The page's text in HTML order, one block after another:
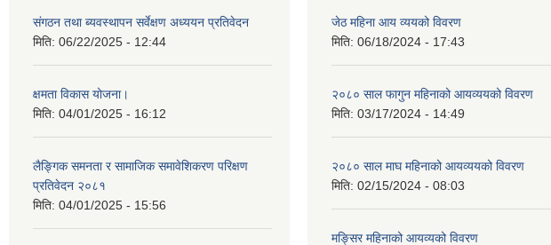
संगठन तथा ब्यवस्थापन सर्वेक्षण अध्ययन प्रतिवेदन
मिति: 06/22/2025 - 12:44
क्षमता विकास योजना।
मिति: 04/01/2025 - 16:12
लैङ्गिक समनता र सामाजिक समावेशिकरण परिक्षण
प्रतिवेदन २०८१
मिति: 04/01/2025 - 15:56
जेठ महिना आय व्ययको विवरण
मिति: 06/18/2024 - 17:43
२०८० साल फागुन महिनाको आयव्ययको विवरण
मिति: 03/17/2024 - 14:49
२०८० साल माघ महिनाको आयव्ययको विवरण
मिति: 02/15/2024 - 08:03
मङ्सिर महिनाको आयव्यको विवरण